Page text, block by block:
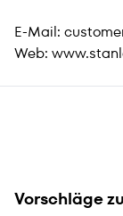
E-Mail:
Web:
Vorschläge